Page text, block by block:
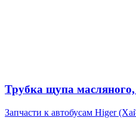
Трубка щупа масляного,
Запчасти к автобусам Higer